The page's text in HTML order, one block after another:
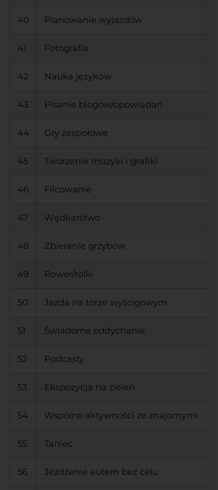
40 Planowanie wyjazdów
41 Fotografia
42 Nauka języków
43 Pisanie blogów/opowiadań
44 Gry zespołowe
45 Tworzenie muzyki i grafiki
46 Filcowanie
47 Wędkarstwo
48 Zbieranie grzybów
49 Rower/rolki
50 Jazda na torze wyścigowym
51 Świadome oddychanie
52 Podcasty
53 Ekspozycja na zieleń
54 Wspólne aktywności ze znajomymi
55 Taniec
56 Jeżdżenie autem bez celu